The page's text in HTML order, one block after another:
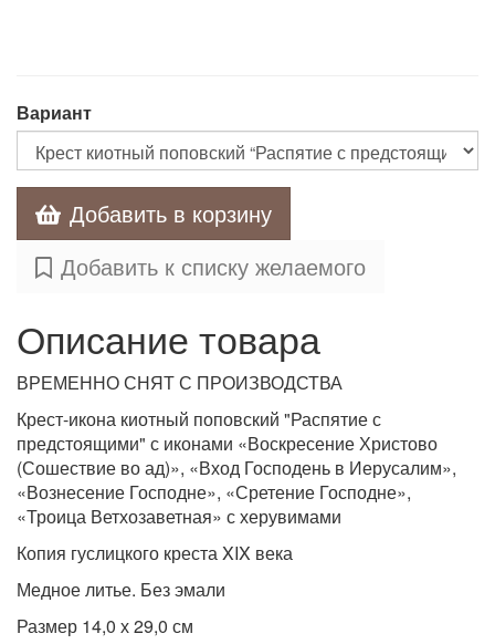
Вариант
Добавить в корзину
Добавить к списку желаемого
Описание товара
ВРЕМЕННО СНЯТ С ПРОИЗВОДСТВА
Крест-икона киотный поповский "Распятие с
предстоящими" с иконами «Воскресение Христово
(Сошествие во ад)», «Вход Господень в Иерусалим»,
«Вознесение Господне», «Сретение Господне»,
«Троица Ветхозаветная» с херувимами
Копия гуслицкого креста XIX века
Медное литье. Без эмали
Размер 14,0 х 29,0 см